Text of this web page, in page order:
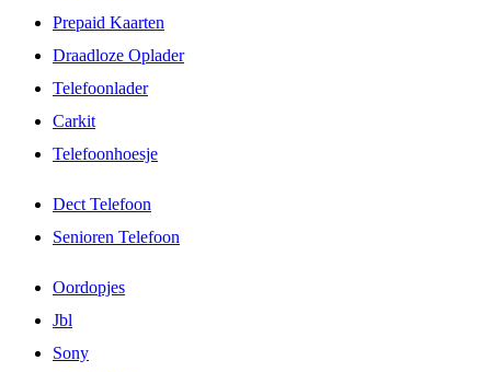
Prepaid Kaarten
Draadloze Oplader
Telefoonlader
Carkit
Telefoonhoesje
Dect Telefoon
Senioren Telefoon
Oordopjes
Jbl
Sony